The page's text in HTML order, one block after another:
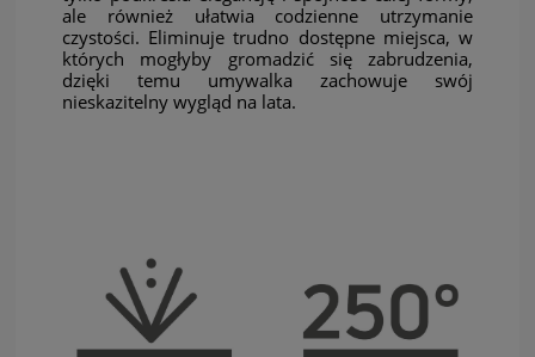
ale również ułatwia codzienne utrzymanie
czystości. Eliminuje trudno dostępne miejsca, w
których mogłyby gromadzić się zabrudzenia,
dzięki temu umywalka zachowuje swój
nieskazitelny wygląd na lata.